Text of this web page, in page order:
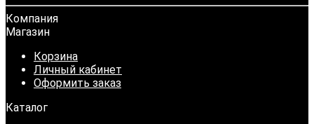
Компания
Магазин
Корзина
Личный кабинет
Оформить заказ
Каталог